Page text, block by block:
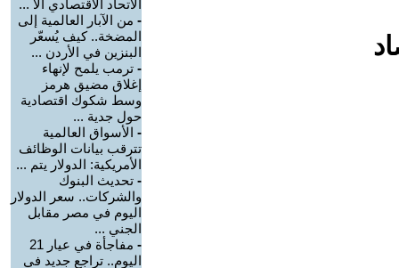
الاتحاد الاقتصادي الأ ...
- من الآبار العالمية إلى
المضخة.. كيف يُسعّر
البنزين في الأردن ...
- ترمب يلمح لإنهاء
إغلاق مضيق هرمز
وسط شكوك اقتصادية
حول جدية ...
- الأسواق العالمية
تترقب بيانات الوظائف
الأمريكية: الدولار يتم ...
- تحديث البنوك
والشركات.. سعر الدولار
اليوم في مصر مقابل
الجني ...
-
مفاجأة في عيار 21
اليوم.. تراجع جديد في